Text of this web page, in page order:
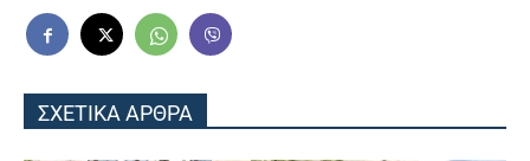
ΣΧΕΤΙΚΑ ΑΡΘΡΑ